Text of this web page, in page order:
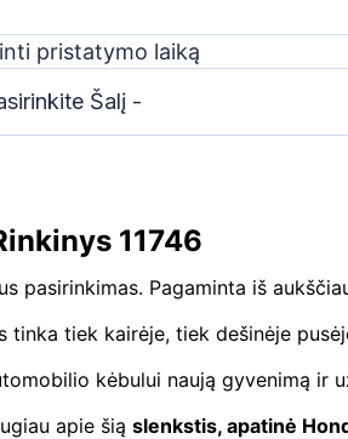
pristatymo laiką
Šalį -
11746
pasirinkimas. Pagaminta iš
tiek kairėje, tiek dešinėje
kėbului naują gyvenimą ir
apie šią slenkstis, apatinė